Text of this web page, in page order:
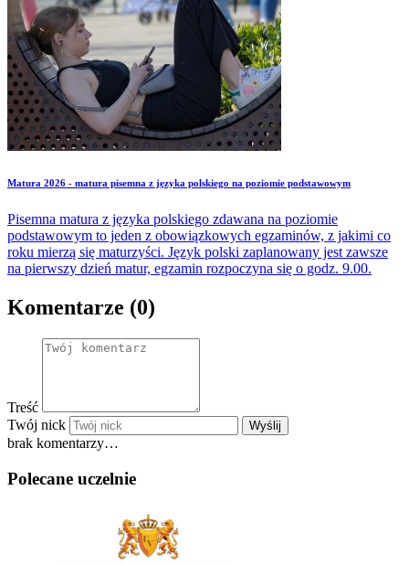
Matura 2026 - matura pisemna z języka polskiego na poziomie podstawowym
Pisemna matura z języka polskiego zdawana na poziomie
podstawowym to jeden z obowiązkowych egzaminów, z jakimi co
roku mierzą się maturzyści. Język polski zaplanowany jest zawsze
na pierwszy dzień matur, egzamin rozpoczyna się o godz. 9.00.
Komentarze (0)
Treść
Twój nick
Wyślij
brak komentarzy…
Polecane uczelnie